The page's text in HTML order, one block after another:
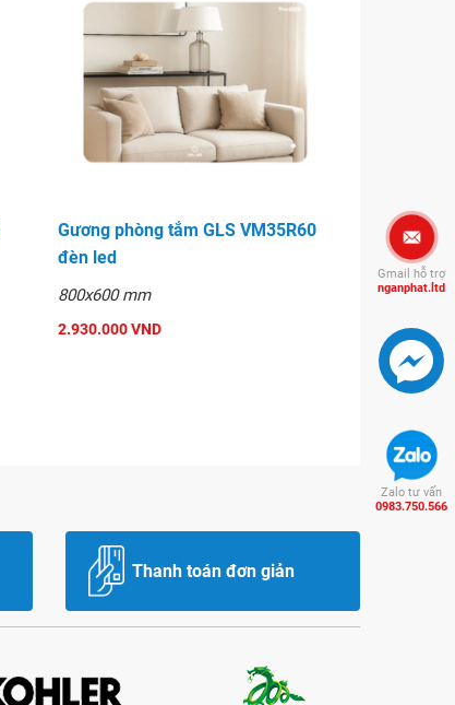
Gương phòng tắm GLS VM35R60
đèn led
800x600 mm
2.930.000 VND
Thanh toán đơn giản
Gmail hỗ trợ
nganphat.ltd
Zalo tư vấn
0983.750.566